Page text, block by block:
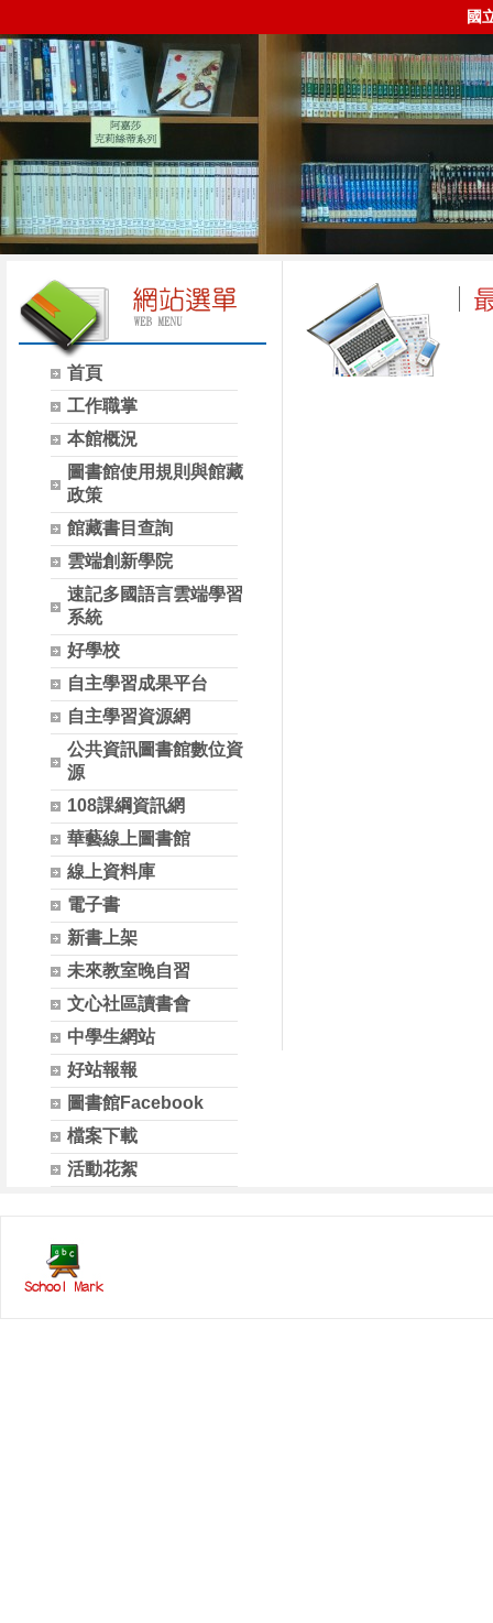
國
首頁
工作職掌
本館概況
圖書館使用規則與館藏
政策
館藏書目查詢
雲端創新學院
速記多國語言雲端學習
系統
好學校
自主學習成果平台
自主學習資源網
公共資訊圖書館數位資
源
108課綱資訊網
華藝線上圖書館
線上資料庫
電子書
新書上架
未來教室晚自習
文心社區讀書會
中學生網站
好站報報
圖書館Facebook
檔案下載
活動花絮